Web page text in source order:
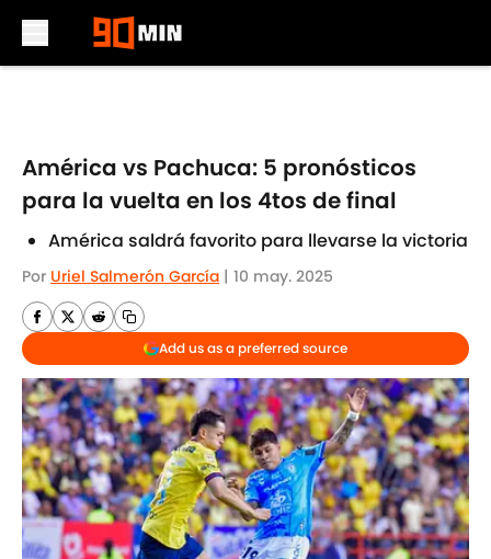
América vs Pachuca: 5 pronósticos
para la vuelta en los 4tos de final
América saldrá favorito para llevarse la victoria
Por Uriel Salmerón García | 10 may. 2025
Add us as a preferred source